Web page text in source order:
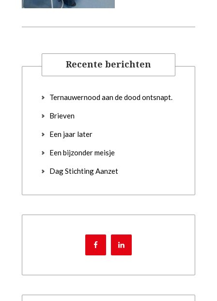
Recente berichten
Ternauwernood aan de dood ontsnapt.
Brieven
Een jaar later
Een bijzonder meisje
Dag Stichting Aanzet